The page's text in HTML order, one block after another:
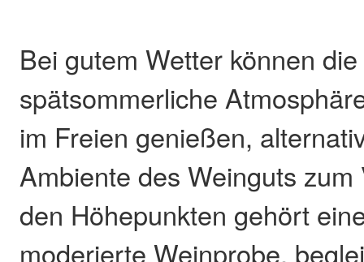
Bei gutem Wetter können
spätsommerliche
im Freien genießen,
Ambiente des Weinguts
den Höhepunkten gehört
moderierte Weinprobe,